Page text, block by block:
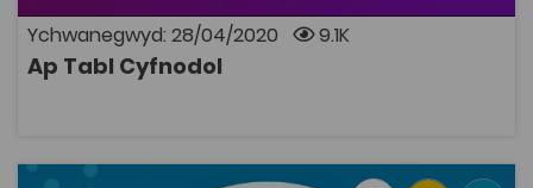
Ychwanegwyd: 28/04/2020 9.1K
Ap Tabl Cyfnodol
Osian Elias a Gwenno Griffith, '"Mae hergwd cyn